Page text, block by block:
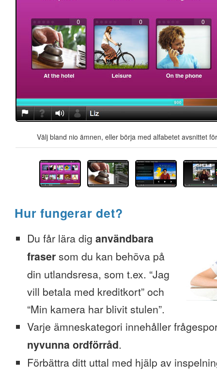
Välj bland nio ämnen, eller börja med alfabetet avsnittet
Hur fungerar det?
Du får lära dig användbara
fraser som du kan behöva på
din utlandsresa, som t.ex. “Jag
vill betala med kreditkort” och
“Min kamera har blivit stulen”.
Varje ämneskategori innehåller
nyvunna ordförråd.
Förbättra ditt uttal med hjälp av